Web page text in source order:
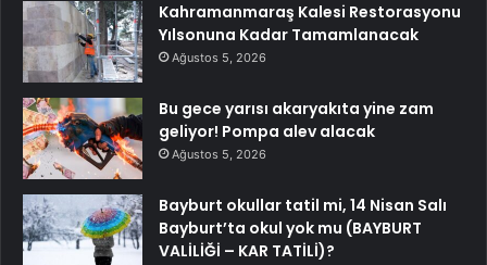
Kahramanmaraş Kalesi Restorasyonu
Yılsonuna Kadar Tamamlanacak
Ağustos 5, 2026
Bu gece yarısı akaryakıta yine zam
geliyor! Pompa alev alacak
Ağustos 5, 2026
Bayburt okullar tatil mi, 14 Nisan Salı
Bayburt’ta okul yok mu (BAYBURT
VALİLİĞİ – KAR TATİLİ)?